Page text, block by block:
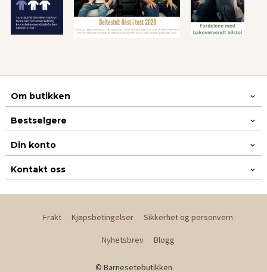
Om butikken
Bestselgere
Din konto
Kontakt oss
Frakt Kjøpsbetingelser Sikkerhet og personvern
Nyhetsbrev Blogg
© Barnesetebutikken